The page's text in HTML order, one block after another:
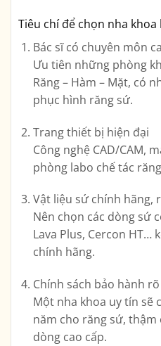
Tiêu chí để chọn nha
Bác sĩ có chuyên môn
Ưu tiên những phòng
Răng – Hàm – Mặt, có
phục hình răng sứ.
Trang thiết bị hiện đại
Công nghệ CAD/CAM,
phòng labo chế tác
Vật liệu sứ chính hãng,
Nên chọn các dòng sứ
Lava Plus, Cercon HT…
chính hãng.
Chính sách bảo hành
Một nha khoa uy tín sẽ
năm cho răng sứ,
dòng cao cấp.